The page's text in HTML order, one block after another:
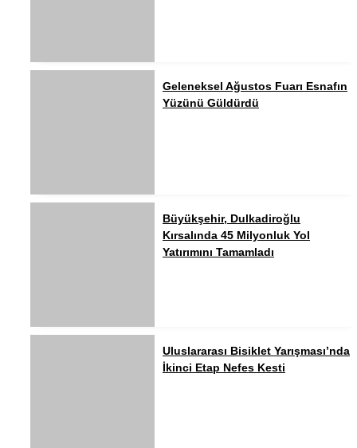
Geleneksel Ağustos Fuarı Esnafın
Yüzünü Güldürdü
Büyükşehir, Dulkadiroğlu
Kırsalında 45 Milyonluk Yol
Yatırımını Tamamladı
Uluslararası Bisiklet Yarışması’nda
İkinci Etap Nefes Kesti